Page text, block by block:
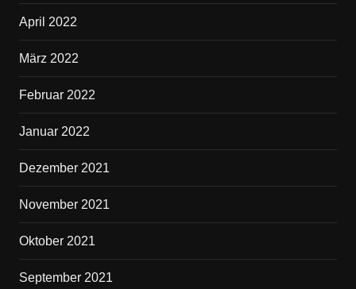
April 2022
März 2022
Februar 2022
Januar 2022
Dezember 2021
November 2021
Oktober 2021
September 2021